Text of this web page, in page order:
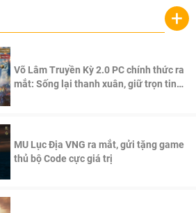
+
Võ Lâm Truyền Kỳ 2.0 PC chính thức ra
mắt: Sống lại thanh xuân, giữ trọn tinh
MU Lục Địa VNG ra mắt, gửi tặng game
thủ bộ Code cực giá trị